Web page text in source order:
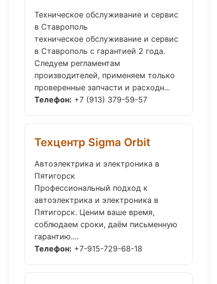
Техническое обслуживание и сервис
в Ставрополь
техническое обслуживание и сервис
в Ставрополь с гарантией 2 года.
Следуем регламентам
производителей, применяем только
проверенные запчасти и расходн...
Телефон: +7 (913) 379-59-57
Техцентр Sigma Orbit
Автоэлектрика и электроника в
Пятигорск
Профессиональный подход к
автоэлектрика и электроника в
Пятигорск. Ценим ваше время,
соблюдаем сроки, даём письменную
гарантию....
Телефон: +7-915-729-68-18